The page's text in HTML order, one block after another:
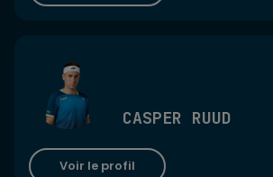
CASPER RUUD
Voir le profil